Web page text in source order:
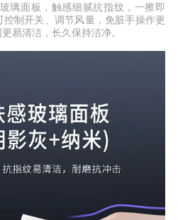
璃面板，触感细腻抗指纹，一擦即
制开关、调节风量，免脏手操作更
易清洁，长久保持洁净。